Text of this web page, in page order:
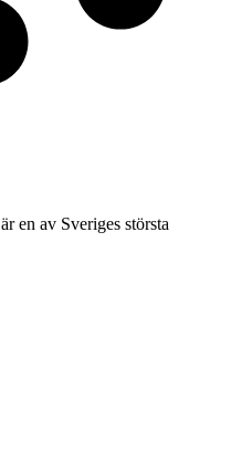
är en av Sveriges största